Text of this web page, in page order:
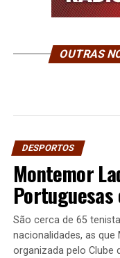
OUTRAS
DESPORTOS
Montemor
Portuguesas
São cerca de 65
nacionalidades, as
organizada pelo Clube